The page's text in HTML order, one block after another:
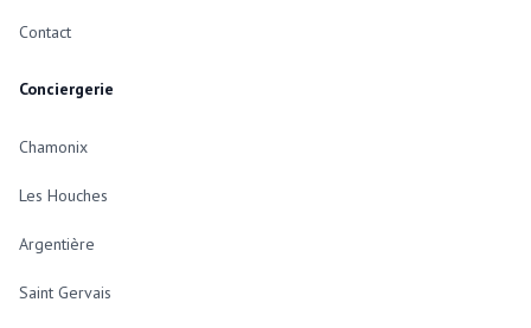
Contact
Conciergerie
Chamonix
Les Houches
Argentière
Saint Gervais